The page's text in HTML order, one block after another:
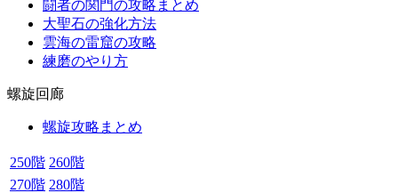
闘者の関門の攻略まとめ
大聖石の強化方法
雲海の雷窟の攻略
練磨のやり方
螺旋回廊
螺旋攻略まとめ
250階 260階
270階 280階